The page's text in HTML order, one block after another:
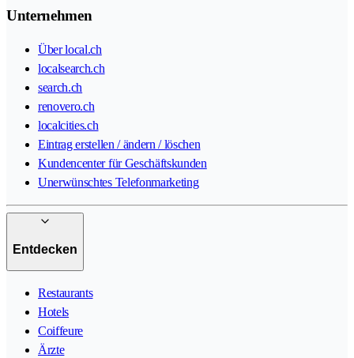
Unternehmen
Über local.ch
localsearch.ch
search.ch
renovero.ch
localcities.ch
Eintrag erstellen / ändern / löschen
Kundencenter für Geschäftskunden
Unerwünschtes Telefonmarketing
Entdecken
Restaurants
Hotels
Coiffeure
Ärzte